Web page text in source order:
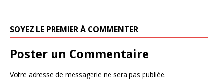
SOYEZ LE PREMIER À COMMENTER
Poster un Commentaire
Votre adresse de messagerie ne sera pas publiée.